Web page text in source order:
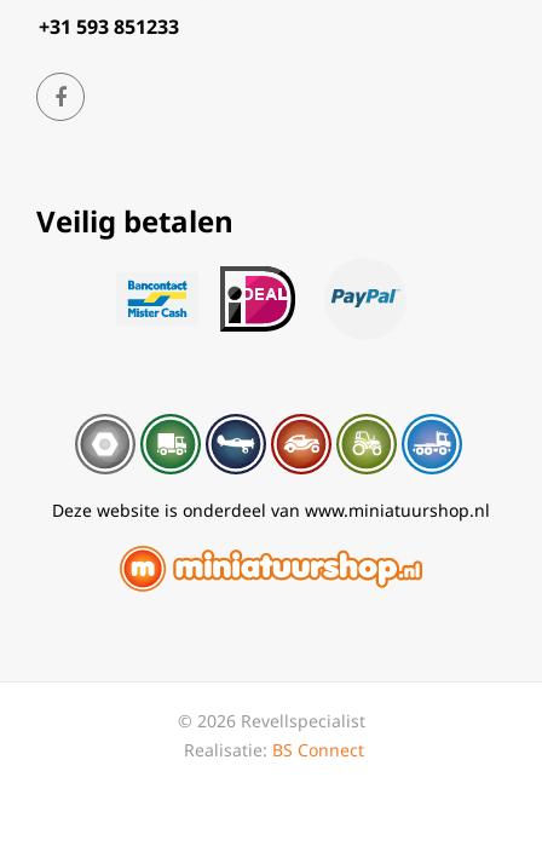
+31 593 851233
Veilig betalen
Deze website is onderdeel van www.miniatuurshop.nl
© 2026 Revellspecialist
Realisatie: BS Connect